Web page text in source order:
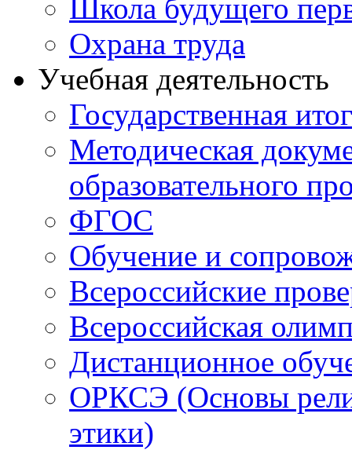
Школа будущего
Охрана труда
Учебная деятельность
Государственная
Методическая
образовательного
ФГОС
Обучение и
Всероссийские
Всероссийская
Дистанционное
ОРКСЭ (Основы
этики)